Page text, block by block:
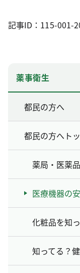
記事ID：115-001-
薬事衛生
都民の方へ
都民の方へト
薬局・医薬
医療機器の
化粧品を知
知ってる？